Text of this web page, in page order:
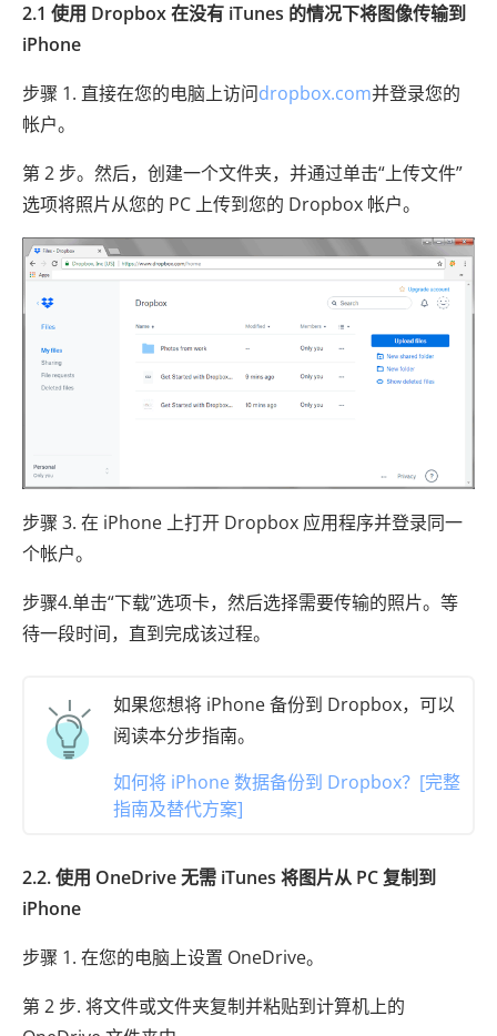
2.1 使用 Dropbox 在没有 iTunes 的情况下将图像传输到
iPhone
步骤 1. 直接在您的电脑上访问dropbox.com并登录您的
帐户。
第 2 步。然后，创建一个文件夹，并通过单击“上传文件”
选项将照片从您的 PC 上传到您的 Dropbox 帐户。
步骤 3. 在 iPhone 上打开 Dropbox 应用程序并登录同一
个帐户。
步骤4.单击“下载”选项卡，然后选择需要传输的照片。等
待一段时间，直到完成该过程。
如果您想将 iPhone 备份到 Dropbox，可以
阅读本分步指南。
如何将 iPhone 数据备份到 Dropbox？[完整
指南及替代方案]
2.2. 使用 OneDrive 无需 iTunes 将图片从 PC 复制到
iPhone
步骤 1. 在您的电脑上设置 OneDrive。
第 2 步. 将文件或文件夹复制并粘贴到计算机上的